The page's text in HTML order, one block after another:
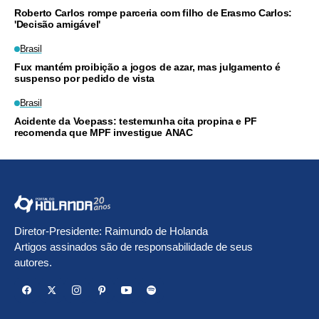
Roberto Carlos rompe parceria com filho de Erasmo Carlos:
'Decisão amigável'
Brasil
Fux mantém proibição a jogos de azar, mas julgamento é
suspenso por pedido de vista
Brasil
Acidente da Voepass: testemunha cita propina e PF
recomenda que MPF investigue ANAC
Diretor-Presidente: Raimundo de Holanda
Artigos assinados são de responsabilidade de seus
autores.